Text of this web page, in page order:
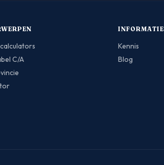
C/A
INFORMATIE
Kennis
Blog